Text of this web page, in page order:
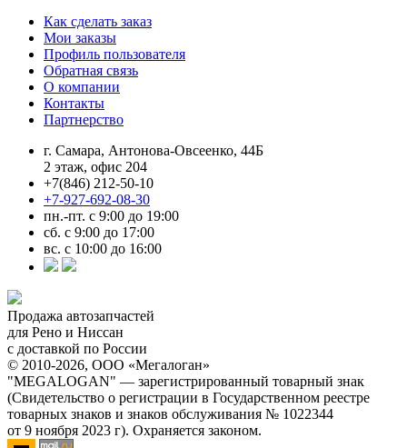
Как сделать заказ
Мои заказы
Профиль пользователя
Обратная связь
О компании
Контакты
Партнерство
г. Самара, Антонова-Овсеенко, 44Б
2 этаж, офис 204
+7(846) 212-50-10
+7-927-692-08-30
пн.-пт. с 9:00 до 19:00
сб. с 9:00 до 17:00
вс. с 10:00 до 16:00
Продажа автозапчастей
для Рено и Ниссан
с доставкой по России
© 2010-2026, ООО «Мегалоган»
"MEGALOGAN" — зарегистрированный товарный знак
(Свидетельство о регистрации в Государственном реестре
товарных знаков и знаков обслуживания № 1022344
от 9 ноября 2023 г). Охраняется законом.